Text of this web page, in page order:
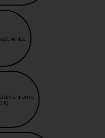
white
chrome
€)